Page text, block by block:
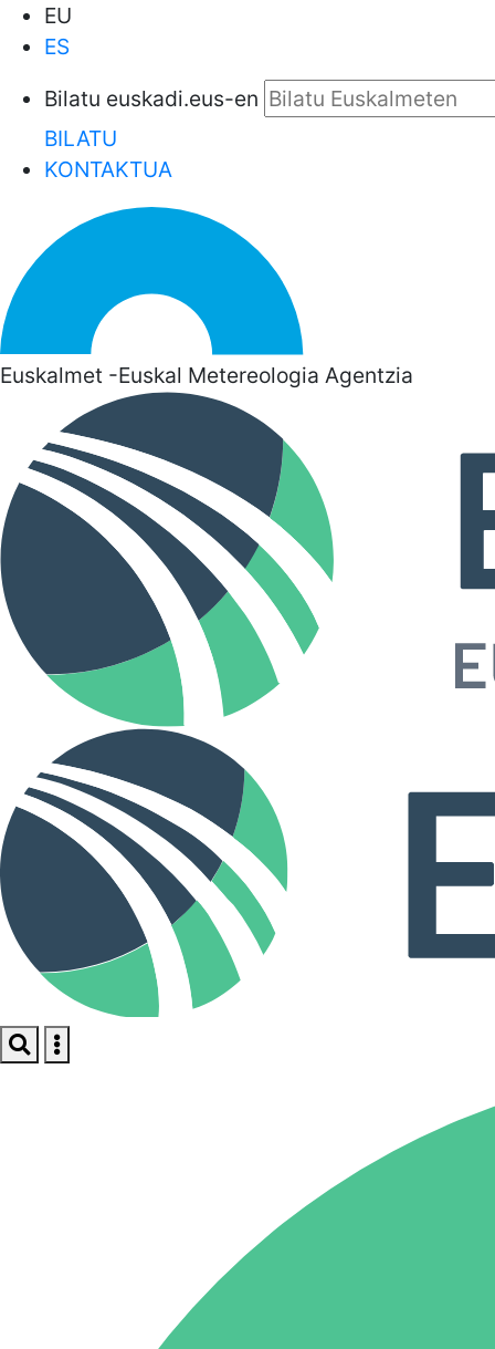
EU
ES
Bilatu euskadi.eus-en
BILATU
KONTAKTUA
Euskalmet -Euskal Metereologia Agentzia